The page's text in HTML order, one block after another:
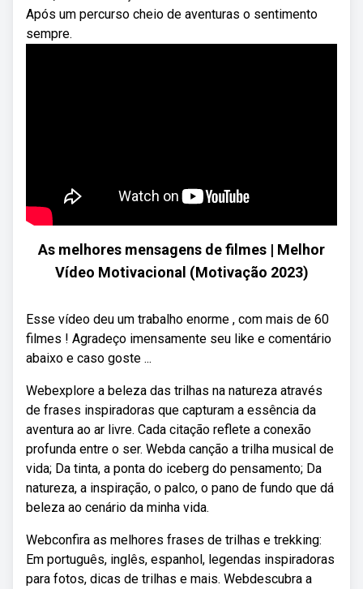
Após um percurso cheio de aventuras o sentimento
sempre.
As melhores mensagens de filmes | Melhor
Vídeo Motivacional (Motivação 2023)
Esse vídeo deu um trabalho enorme , com mais de 60
filmes ! Agradeço imensamente seu like e comentário
abaixo e caso goste ...
Webexplore a beleza das trilhas na natureza através
de frases inspiradoras que capturam a essência da
aventura ao ar livre. Cada citação reflete a conexão
profunda entre o ser. Webda canção a trilha musical de
vida; Da tinta, a ponta do iceberg do pensamento; Da
natureza, a inspiração, o palco, o pano de fundo que dá
beleza ao cenário da minha vida.
Webconfira as melhores frases de trilhas e trekking:
Em português, inglês, espanhol, legendas inspiradoras
para fotos, dicas de trilhas e mais. Webdescubra a